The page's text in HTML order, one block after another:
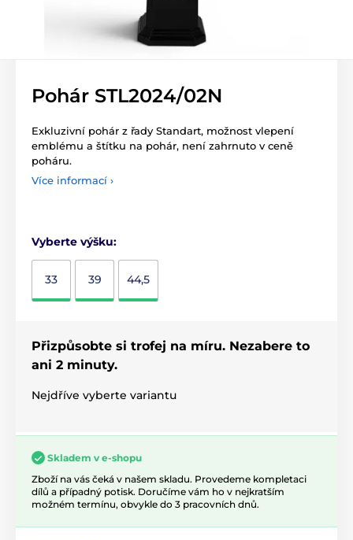
Pohár STL2024/02N
Exkluzivní pohár z řady Standart, možnost vlepení
emblému a štítku na pohár, není zahrnuto v ceně
poháru.
Více informací ›
Vyberte výšku:
33 39 44,5
Přizpůsobte si trofej na míru. Nezabere to
ani 2 minuty.
Nejdříve vyberte variantu
Skladem v e-shopu
Zboží na vás čeká v našem skladu. Provedeme kompletaci
dílů a případný potisk. Doručíme vám ho v nejkratším
možném termínu, obvykle do 3 pracovních dnů.